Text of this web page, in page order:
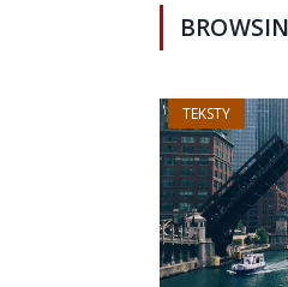
TEKSTY